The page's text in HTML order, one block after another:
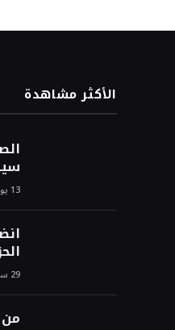
الأكثر مشاهدة
13 يونيو,2023
29 سبتمبر,2023